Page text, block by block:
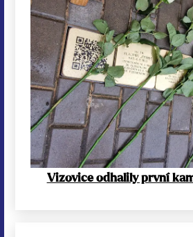
Vizovice odhalily první